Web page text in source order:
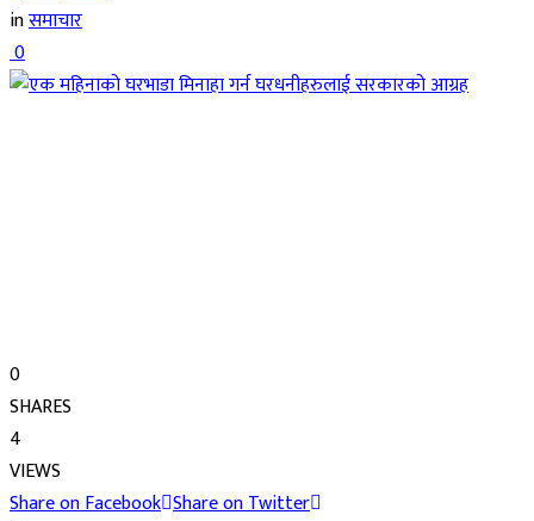
inसमाचार
0
0
SHARES
4
VIEWS
Share on Facebook Share on Twitter